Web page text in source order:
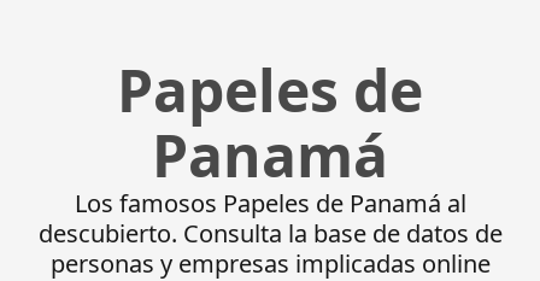
Papeles de
Panamá
Los famosos Papeles de Panamá al
descubierto. Consulta la base de datos de
personas y empresas implicadas online